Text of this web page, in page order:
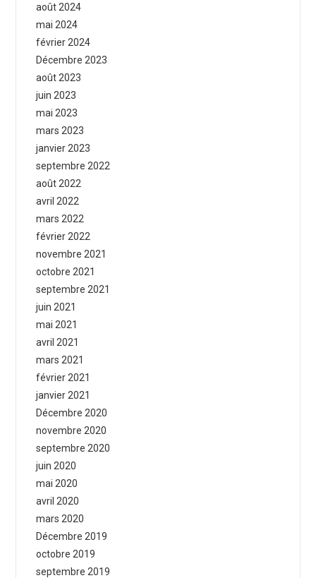
août 2024
mai 2024
février 2024
Décembre 2023
août 2023
juin 2023
mai 2023
mars 2023
janvier 2023
septembre 2022
août 2022
avril 2022
mars 2022
février 2022
novembre 2021
octobre 2021
septembre 2021
juin 2021
mai 2021
avril 2021
mars 2021
février 2021
janvier 2021
Décembre 2020
novembre 2020
septembre 2020
juin 2020
mai 2020
avril 2020
mars 2020
Décembre 2019
octobre 2019
septembre 2019